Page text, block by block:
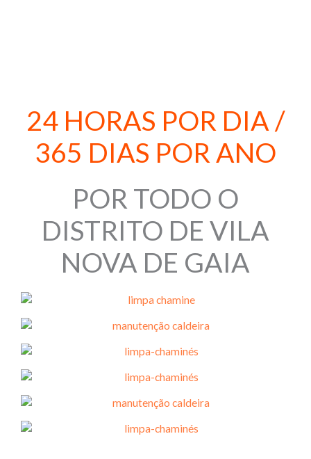
24 HORAS POR DIA /
365 DIAS POR ANO
POR TODO O
DISTRITO DE VILA
NOVA DE GAIA